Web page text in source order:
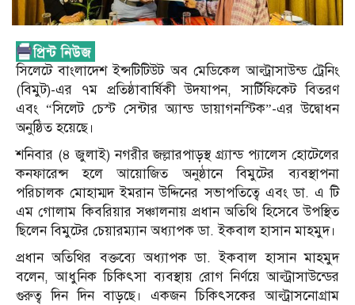
সিলেটে বাংলাদেশ ইন্সটিটিউট অব মেডিকেল আল্ট্রাসাউন্ড ট্রেনিং
(বিমুট)-এর ৭ম প্রতিষ্ঠাবার্ষিকী উদযাপন, সার্টিফিকেট বিতরণ
এবং “সিলেট চেস্ট সেন্টার অ্যান্ড ডায়াগনস্টিক”-এর উদ্বোধন
অনুষ্ঠিত হয়েছে।
শনিবার (৪ জুলাই) নগরীর জল্লারপাড়স্থ গ্র্যান্ড প্যালেস হোটেলের
কনফারেন্স হলে আয়োজিত অনুষ্ঠানে বিমুটের ব্যবস্থাপনা
পরিচালক মোহাম্মদ ইমরান উদ্দিনের সভাপতিত্বে এবং ডা. এ টি
এম গোলাম কিবরিয়ার সঞ্চালনায় প্রধান অতিথি হিসেবে উপস্থিত
ছিলেন বিমুটের চেয়ারম্যান অধ্যাপক ডা. ইকবাল হাসান মাহমুদ।
প্রধান অতিথির বক্তব্যে অধ্যাপক ডা. ইকবাল হাসান মাহমুদ
বলেন, আধুনিক চিকিৎসা ব্যবস্থায় রোগ নির্ণয়ে আল্ট্রাসাউন্ডের
গুরুত্ব দিন দিন বাড়ছে। একজন চিকিৎসকের আল্ট্রাসনোগ্রাম